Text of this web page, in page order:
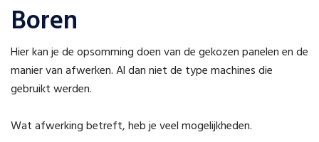
Boren
Hier kan je de opsomming doen van de gekozen panelen en de
manier van afwerken. Al dan niet de type machines die
gebruikt werden.
Wat afwerking betreft, heb je veel mogelijkheden.